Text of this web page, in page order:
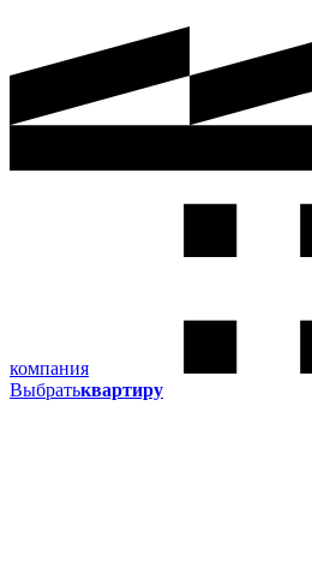
компания
Выбратьквартиру